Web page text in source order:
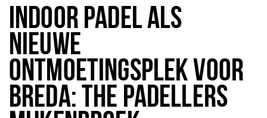
Eten
Drinken
Slapen
Recreatief
INDOOR PADEL ALS
NIEUWE
ONTMOETINGSPLEK VOOR
BREDA: THE PADELLERS